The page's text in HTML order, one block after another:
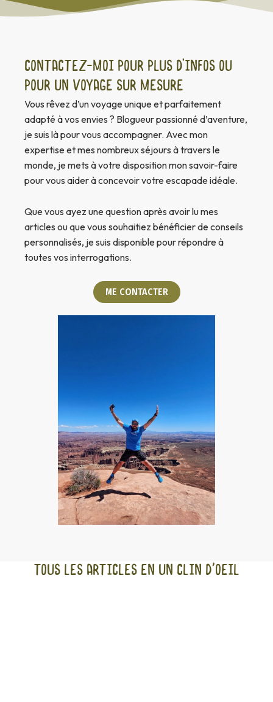
Contactez-moi pour plus d’infos ou
pour un voyage sur mesure
Vous rêvez d’un voyage unique et parfaitement
adapté à vos envies ? Blogueur passionné d’aventure,
je suis là pour vous accompagner. Avec mon
expertise et mes nombreux séjours à travers le
monde, je mets à votre disposition mon savoir-faire
pour vous aider à concevoir votre escapade idéale.
Que vous ayez une question après avoir lu mes
articles ou que vous souhaitiez bénéficier de conseils
personnalisés, je suis disponible pour répondre à
toutes vos interrogations.
ME CONTACTER
Tous les articles en un clin d'oeil